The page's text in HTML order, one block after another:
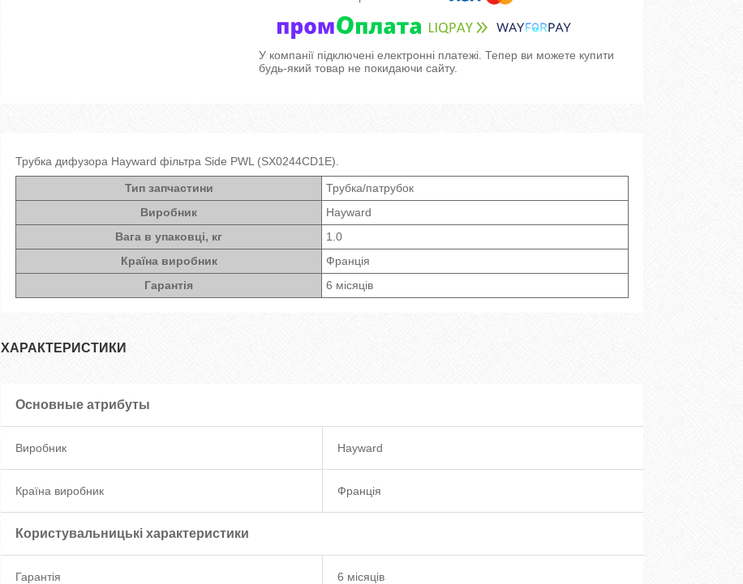
У компанії підключені електронні платежі. Тепер ви можете купити
будь-який товар не покидаючи сайту.
Трубка дифузора Hayward фільтра Side PWL (SX0244CD1E).
Тип запчастини
Трубка/патрубок
Виробник
Hayward
Вага в упаковці, кг
1.0
Країна виробник
Франція
Гарантія
6 місяців
ХАРАКТЕРИСТИКИ
Основные атрибуты
Виробник Hayward
Країна виробник Франція
Користувальницькі характеристики
Гарантія 6 місяців